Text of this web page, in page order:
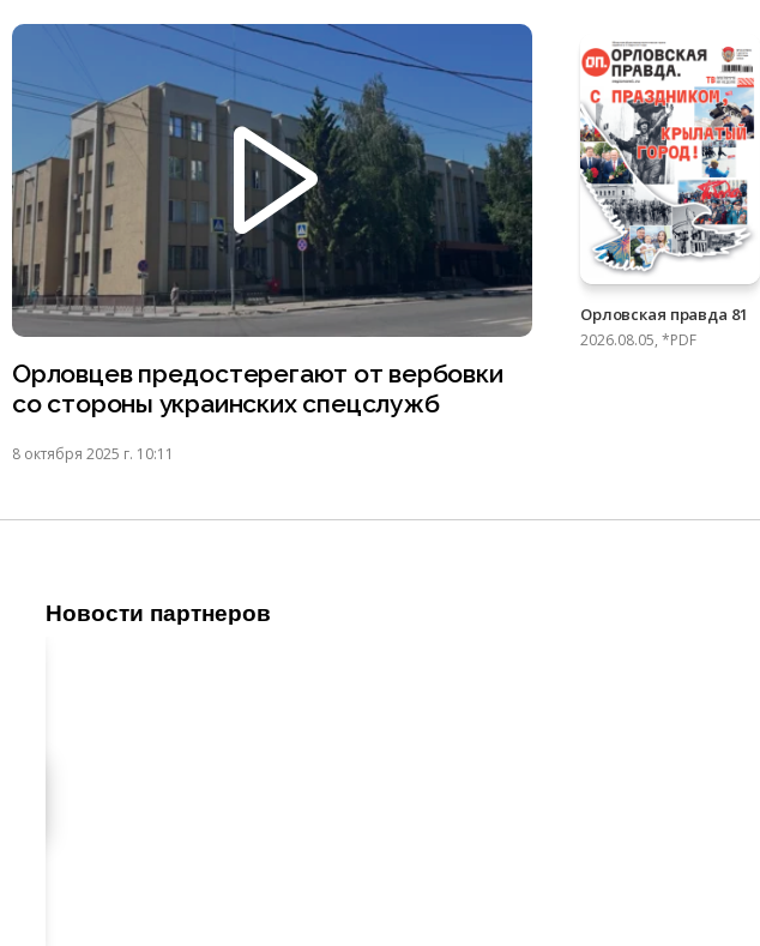
Орловцев предостерегают от вербовки
со стороны украинских спецслужб
8 октября 2025 г. 10:11
Орловская правда 81
2026.08.05, *PDF
Новости партнеров